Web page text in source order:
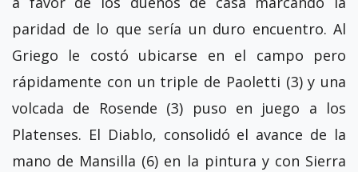
paridad de lo que sería un duro encuentro. Al
Griego le costó ubicarse en el campo pero
rápidamente con un triple de Paoletti (3) y una
volcada de Rosende (3) puso en juego a los
Platenses. El Diablo, consolidó el avance de la
mano de Mansilla (6) en la pintura y con Sierra